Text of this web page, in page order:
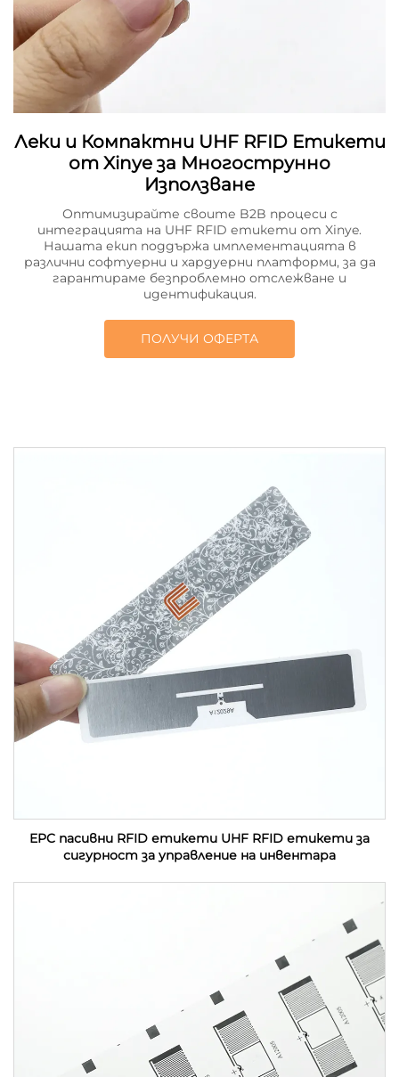
Леки и Компактни UHF RFID Етикети
от Xinye за Многострунно
Използване
Оптимизирайте своите B2B процеси с
интеграцията на UHF RFID етикети от Xinye.
Нашата екип поддържа имплементацията в
различни софтуерни и хардуерни платформи, за да
гарантираме безпроблемно отслежване и
идентификация.
ПОЛУЧИ ОФЕРТА
EPC пасивни RFID етикети UHF RFID етикети за
сигурност за управление на инвентара